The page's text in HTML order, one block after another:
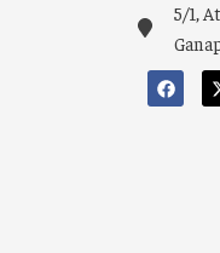
5/1,